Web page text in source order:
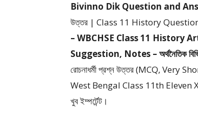
Bivinno Dik Question and
উত্তর | Class 11 History
– WBCHSE Class 11 History
Suggestion, Notes – অর্থনৈতিক
রোচনাধর্মী প্রশ্ন উত্তর (MCQ,
West Bengal Class 11th Eleven XI
খুব ইম্পর্টেন্ট।